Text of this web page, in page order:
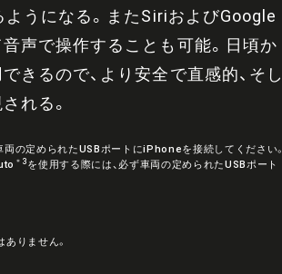
ようになる。またSiriおよびGoogle
声で操作することも可能。日頃か
きるので、より安全で直感的、そし
れる。
両の定められたUSBポートにiPhoneを接続してください。
＊3を使用する際には、必ず車両の定められたUSBポート
りません。